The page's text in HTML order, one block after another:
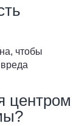
чтобы
центром